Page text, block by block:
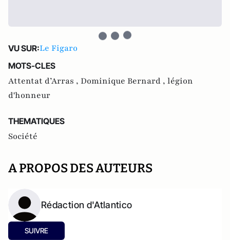
VU SUR:Le Figaro
MOTS-CLES
Attentat d’Arras , Dominique Bernard , légion
d'honneur
THEMATIQUES
Société
A PROPOS DES AUTEURS
Rédaction d'Atlantico
SUIVRE